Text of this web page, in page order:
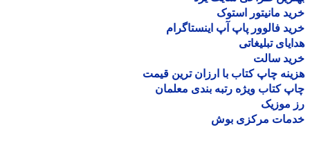
مانیتور استوک
فالوور پاپ آپ اینستاگرام
تبلیغاتی
سالت
چاپ کتاب با ارزان ترین قیمت
کتاب ویژه رتبه بندی معلمان
موزیک
مرکزی بوش